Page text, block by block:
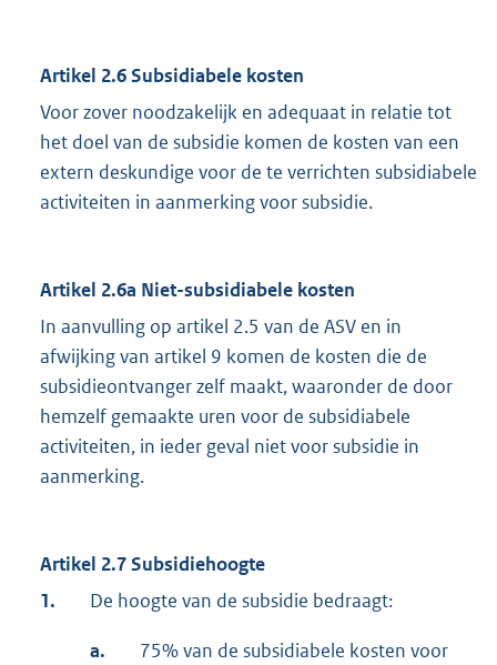
Artikel 2.6 Subsidiabele kosten
Voor zover noodzakelijk en adequaat in relatie tot
het doel van de subsidie komen de kosten van een
extern deskundige voor de te verrichten subsidiabele
activiteiten in aanmerking voor subsidie.
Artikel 2.6a Niet-subsidiabele kosten
In aanvulling op artikel 2.5 van de ASV en in
afwijking van artikel 9 komen de kosten die de
subsidieontvanger zelf maakt, waaronder de door
hemzelf gemaakte uren voor de subsidiabele
activiteiten, in ieder geval niet voor subsidie in
aanmerking.
Artikel 2.7 Subsidiehoogte
1.
De hoogte van de subsidie bedraagt:
a.
75% van de subsidiabele kosten voor